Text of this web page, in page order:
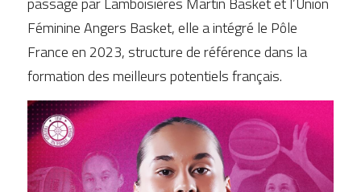
Féminine Angers Basket, elle a intégré le Pôle
France en 2023, structure de référence dans la
formation des meilleurs potentiels français.